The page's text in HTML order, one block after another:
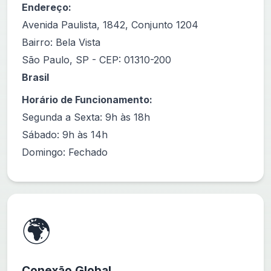
Endereço:
Avenida Paulista, 1842, Conjunto 1204
Bairro: Bela Vista
São Paulo, SP - CEP: 01310-200
Brasil
Horário de Funcionamento:
Segunda a Sexta: 9h às 18h
Sábado: 9h às 14h
Domingo: Fechado
🌍